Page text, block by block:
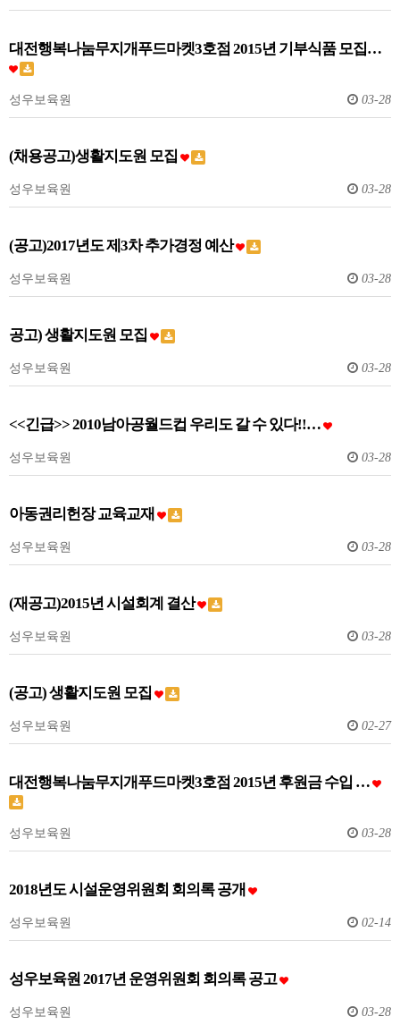
대전행복나눔무지개푸드마켓3호점 2015년 기부식품 모집…
성우보육원 03-28
(채용공고)생활지도원 모집
성우보육원 03-28
(공고)2017년도 제3차 추가경정 예산
성우보육원 03-28
공고) 생활지도원 모집
성우보육원 03-28
<<긴급>> 2010남아공월드컵 우리도 갈 수 있다!!…
성우보육원 03-28
아동권리헌장 교육교재
성우보육원 03-28
(재공고)2015년 시설회계 결산
성우보육원 03-28
(공고) 생활지도원 모집
성우보육원 02-27
대전행복나눔무지개푸드마켓3호점 2015년 후원금 수입 …
성우보육원 03-28
2018년도 시설운영위원회 회의록 공개
성우보육원 02-14
성우보육원 2017년 운영위원회 회의록 공고
성우보육원 03-28